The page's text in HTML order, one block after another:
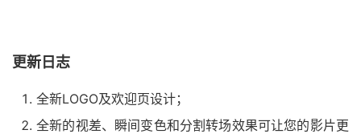
更新日志
全新LOGO及欢迎页设计；
全新的视差、瞬间变色和分割转场效果可让您的影片更